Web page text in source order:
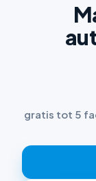
gratis tot 5